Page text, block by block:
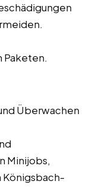
Paketen.
Überwachen
Minijobs,
Königsbach-